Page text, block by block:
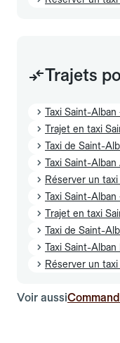
Trajets
Taxi Saint-Alban
Trajet en taxi
Taxi de Saint-
Taxi Saint-Alban
Réserver un
Taxi Saint-Alban
Trajet en taxi
Taxi de Saint-
Taxi Saint-Alban
Réserver un
Voir aussi